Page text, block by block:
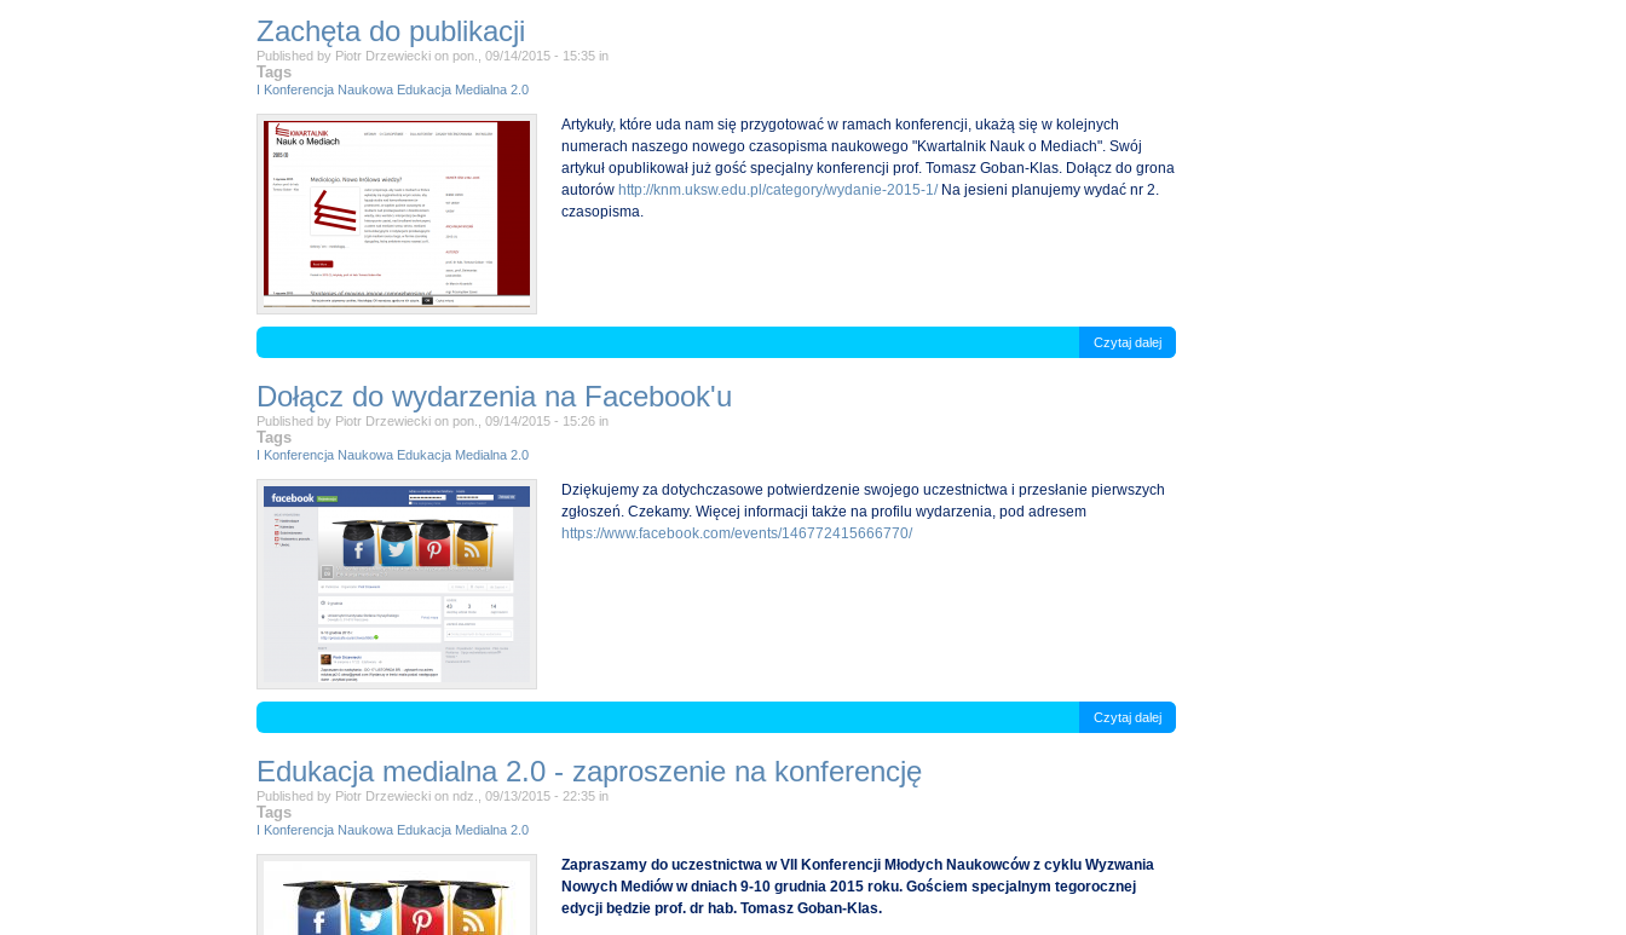
Zachęta do publikacji
Published by Piotr Drzewiecki on pon., 09/14/2015 - 15:35 in
Tags
I Konferencja Naukowa Edukacja Medialna 2.0
Artykuły, które uda nam się przygotować w ramach konferencji, ukażą się w kolejnych
numerach naszego nowego czasopisma naukowego "Kwartalnik Nauk o Mediach". Swój
artykuł opublikował już gość specjalny konferencji prof. Tomasz Goban-Klas. Dołącz do grona
autorów http://knm.uksw.edu.pl/category/wydanie-2015-1/Na jesieni planujemy wydać nr 2.
czasopisma.
Czytaj dalej
Dołącz do wydarzenia na Facebook'u
Published by Piotr Drzewiecki on pon., 09/14/2015 - 15:26 in
Tags
I Konferencja Naukowa Edukacja Medialna 2.0
Dziękujemy za dotychczasowe potwierdzenie swojego uczestnictwa i przesłanie pierwszych
zgłoszeń. Czekamy. Więcej informacji także na profilu wydarzenia, pod adresem
https://www.facebook.com/events/146772415666770/
Czytaj dalej
Edukacja medialna 2.0 - zaproszenie na konferencję
Published by Piotr Drzewiecki on ndz., 09/13/2015 - 22:35 in
Tags
I Konferencja Naukowa Edukacja Medialna 2.0
Zapraszamy do uczestnictwa w VII Konferencji Młodych Naukowców z cyklu Wyzwania
Nowych Mediów w dniach 9-10 grudnia 2015 roku. Gościem specjalnym tegorocznej
edycji będzie prof. dr hab. Tomasz Goban-Klas.